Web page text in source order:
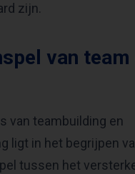
zijn.
van team
van teambuilding en
ligt in het begrijpen
tussen het